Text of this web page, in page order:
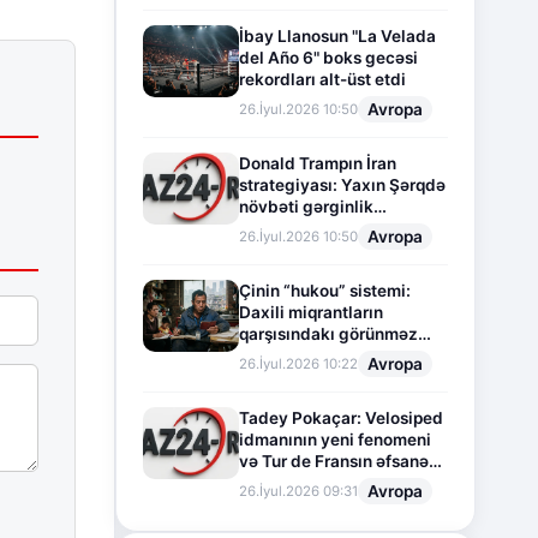
İbay Llanosun "La Velada
del Año 6" boks gecəsi
rekordları alt-üst etdi
26.İyul.2026 10:50 Avropa
Donald Trampın İran
strategiyası: Yaxın Şərqdə
növbəti gərginlik
mərhələsi
26.İyul.2026 10:50 Avropa
Çinin “hukou” sistemi:
Daxili miqrantların
qarşısındakı görünməz
sədd
26.İyul.2026 10:22 Avropa
Tadey Pokaçar: Velosiped
idmanının yeni fenomeni
və Tur de Fransın əfsanəvi
səhifəsi
26.İyul.2026 09:31 Avropa